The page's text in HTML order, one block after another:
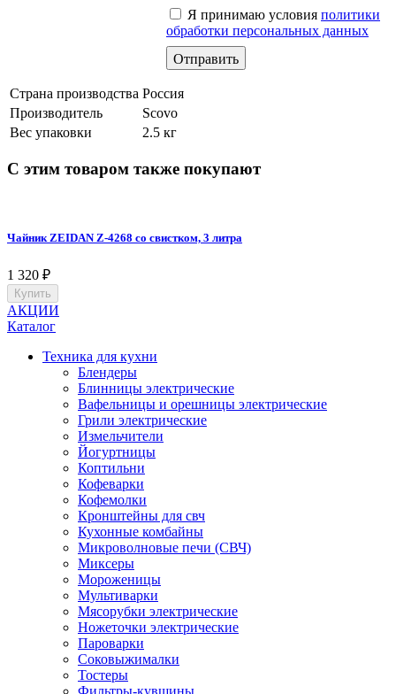
Я принимаю условия политики
обработки персональных данных
Страна производства Россия
Производитель
Scovo
Вес упаковки
2.5 кг
С этим товаром также покупают
Чайник ZEIDAN Z-4268 со свистком, 3 литра
1 320 ₽
Купить
АКЦИИ
Каталог
Техника для кухни
Блендеры
Блинницы электрические
Вафельницы и орешницы электрические
Грили электрические
Измельчители
Йогуртницы
Коптильни
Кофеварки
Кофемолки
Кронштейны для свч
Кухонные комбайны
Микроволновые печи (СВЧ)
Миксеры
Мороженицы
Мультиварки
Мясорубки электрические
Ножеточки электрические
Пароварки
Соковыжималки
Тостеры